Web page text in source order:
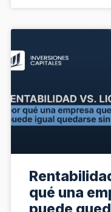
qué una